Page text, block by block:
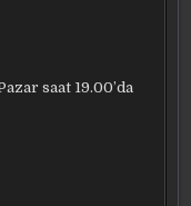
saat 19.00’da